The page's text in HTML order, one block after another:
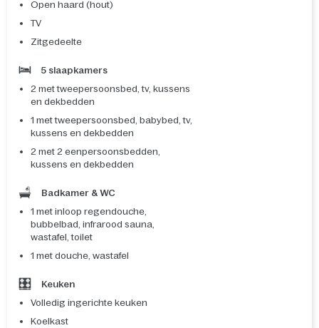
Open haard (hout)
TV
Zitgedeelte
5 slaapkamers
2 met tweepersoonsbed, tv, kussens
en dekbedden
1 met tweepersoonsbed, babybed, tv,
kussens en dekbedden
2 met 2 eenpersoonsbedden,
kussens en dekbedden
Badkamer & WC
1 met inloop regendouche,
bubbelbad, infrarood sauna,
wastafel, toilet
1 met douche, wastafel
Keuken
Volledig ingerichte keuken
Koelkast